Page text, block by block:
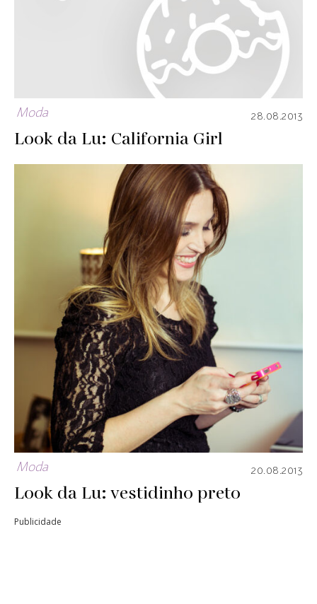
Moda 28.08.2013
Look da Lu: California Girl
Moda 20.08.2013
Look da Lu: vestidinho preto
Publicidade